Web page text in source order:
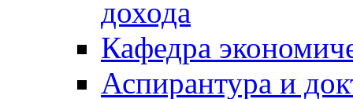
дохода
Кафедра
Аспирантура и